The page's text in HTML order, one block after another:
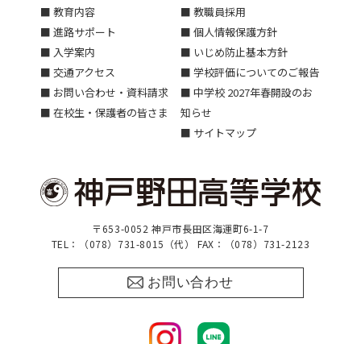
■ 教育内容
■ 進路サポート
■ 入学案内
■ 交通アクセス
■ お問い合わせ・資料請求
■ 在校生・保護者の皆さま
■ 教職員採用
■ 個人情報保護方針
■ いじめ防止基本方針
■ 学校評価についてのご報告
■ 中学校 2027年春開設のお
知らせ
■ サイトマップ
〒653-0052 神戸市長田区海運町6-1-7
TEL：（078）731-8015（代） FAX：（078）731-2123
お問い合わせ